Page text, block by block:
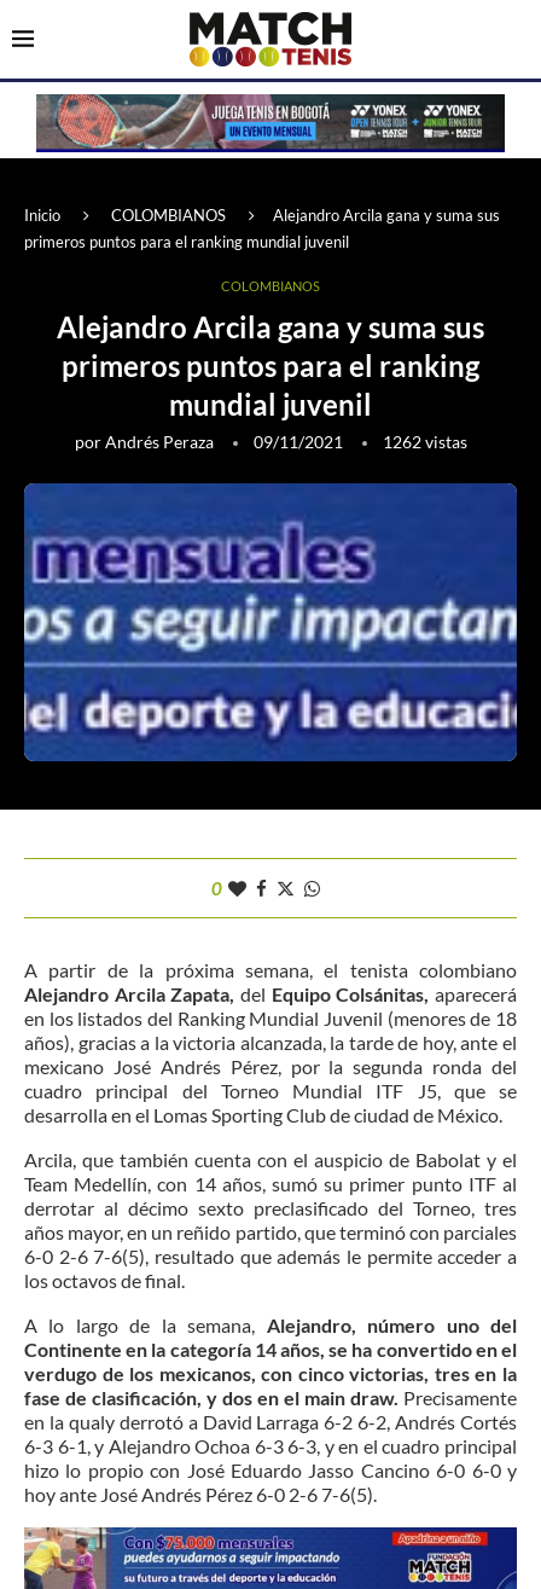
Inicio COLOMBIANOS
Alejandro Arcila gana y suma sus
primeros puntos para el ranking mundial juvenil
COLOMBIANOS
Alejandro Arcila gana y suma sus
primeros puntos para el ranking
mundial juvenil
porAndrés Peraza 09/11/2021 1262vistas
0
A partir de la próxima semana, el tenista colombiano
Alejandro Arcila Zapata, del Equipo Colsánitas, aparecerá
en los listados del Ranking Mundial Juvenil (menores de 18
años), gracias a la victoria alcanzada, la tarde de hoy, ante el
mexicano José Andrés Pérez, por la segunda ronda del
cuadro principal del Torneo Mundial ITF J5, que se
desarrolla en el Lomas Sporting Club de ciudad de México.
Arcila, que también cuenta con el auspicio de Babolat y el
Team Medellín, con 14 años, sumó su primer punto ITF al
derrotar al décimo sexto preclasificado del Torneo, tres
años mayor, en un reñido partido, que terminó con parciales
6-0 2-6 7-6(5), resultado que además le permite acceder a
los octavos de final.
A lo largo de la semana, Alejandro, número uno del
Continente en la categoría 14 años, se ha convertido en el
verdugo de los mexicanos, con cinco victorias, tres en la
fase de clasificación, y dos en el main draw. Precisamente
en la qualy derrotó a David Larraga 6-2 6-2, Andrés Cortés
6-3 6-1, y Alejandro Ochoa 6-3 6-3, y en el cuadro principal
hizo lo propio con José Eduardo Jasso Cancino 6-0 6-0 y
hoy ante José Andrés Pérez 6-0 2-6 7-6(5).